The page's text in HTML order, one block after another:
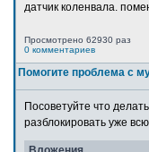
датчик коленвала.
Просмотрено 62930 раз
0 комментариев
Помогите проблема с
Посоветуйте что
разблокировать уже